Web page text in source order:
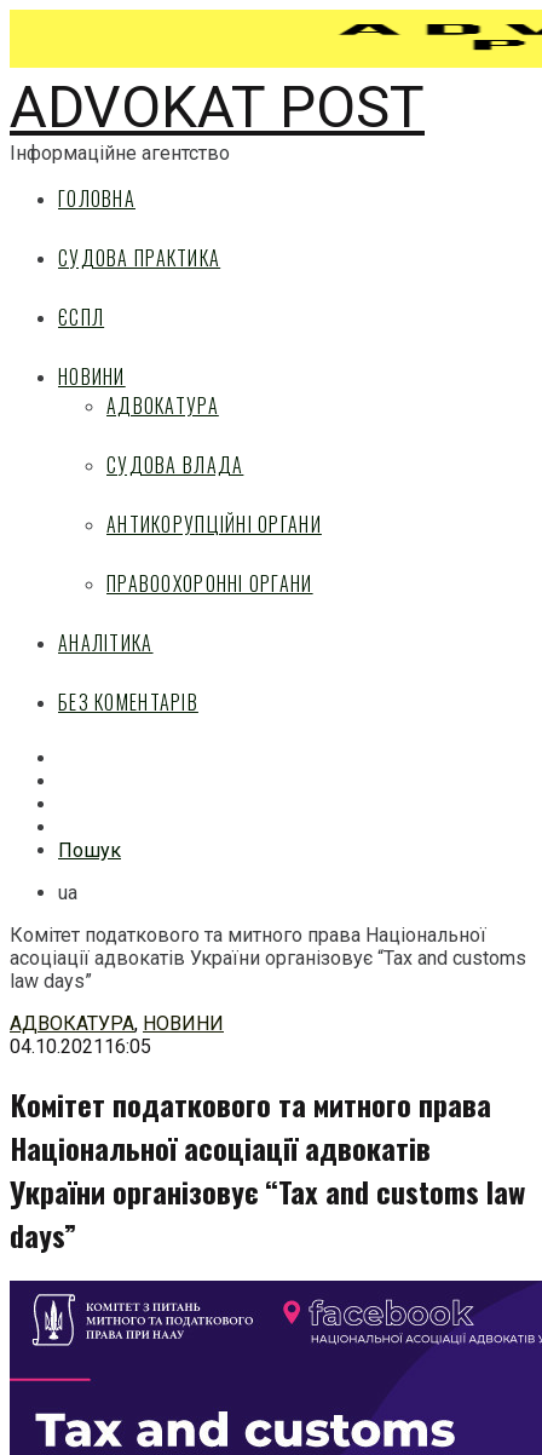
ADVOKAT POST
Інформаційне агентство
ГОЛОВНА
СУДОВА ПРАКТИКА
ЄСПЛ
НОВИНИ
АДВОКАТУРА
СУДОВА ВЛАДА
АНТИКОРУПЦІЙНІ ОРГАНИ
ПРАВООХОРОННІ ОРГАНИ
АНАЛІТИКА
БЕЗ КОМЕНТАРІВ
Пошук
ua
Комітет податкового та митного права Національної
асоціації адвокатів України організовує “Tax and customs
law days”
Перейти
до
АДВОКАТУРА, НОВИНИ
04.10.202116:05
Комітет податкового та митного права
Національної асоціації адвокатів
України організовує “Tax and customs law
days”